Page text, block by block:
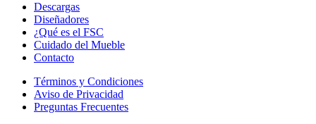
Descargas
Diseñadores
¿Qué es el FSC
Cuidado del Mueble
Contacto
Términos y Condiciones
Aviso de Privacidad
Preguntas Frecuentes